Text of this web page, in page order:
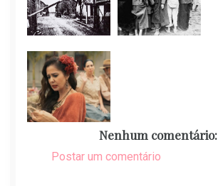
Nenhum comentário:
Postar um comentário